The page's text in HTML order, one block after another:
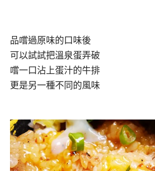
品嚐過原味的口味後
可以試試把溫泉蛋弄破
嚐一口沾上蛋汁的牛排
更是另一種不同的風味